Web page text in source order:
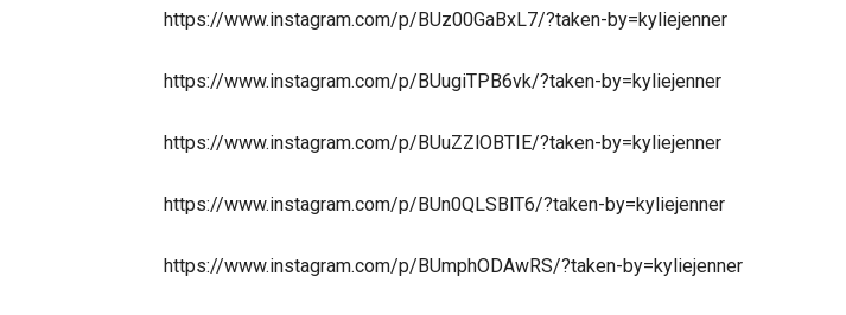
https://www.instagram.com/p/BUz00GaBxL7/?taken-by=kyliejenner
https://www.instagram.com/p/BUugiTPB6vk/?taken-by=kyliejenner
https://www.instagram.com/p/BUuZZlOBTIE/?taken-by=kyliejenner
https://www.instagram.com/p/BUn0QLSBlT6/?taken-by=kyliejenner
https://www.instagram.com/p/BUmphODAwRS/?taken-by=kyliejenner